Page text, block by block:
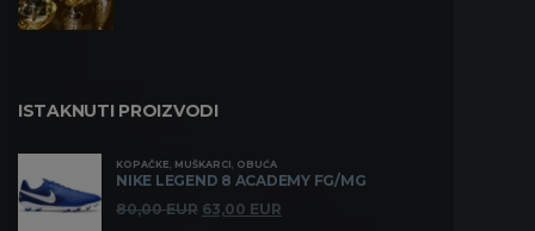
ISTAKNUTI PROIZVODI
KOPAČKE, MUŠKARCI, OBUĆA
NIKE LEGEND 8 ACADEMY FG/MG
80,00EUR Originalna
63,00 EUR